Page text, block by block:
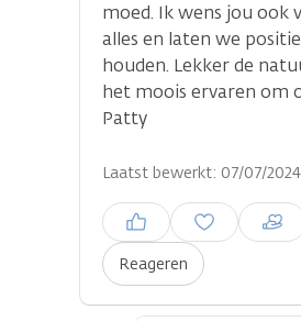
moed. Ik wens jou ook
alles en laten we
houden. Lekker de
het moois ervaren om
Patty
Laatst bewerkt: 07/07/
Reageren
Inloggen om een reactie te
plaatsen